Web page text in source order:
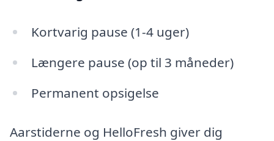
Kortvarig pause (1-4 uger)
Længere pause (op til 3 måneder)
Permanent opsigelse
Aarstiderne og HelloFresh giver dig